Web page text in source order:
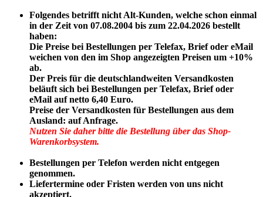
Folgendes betrifft nicht Alt-Kunden, welche schon einmal
in der Zeit von 07.08.2004 bis zum 22.04.2026 bestellt
haben:
Die Preise bei Bestellungen per Telefax, Brief oder eMail
weichen von den im Shop angezeigten Preisen um +10%
ab.
Der Preis für die deutschlandweiten Versandkosten
beläuft sich bei Bestellungen per Telefax, Brief oder
eMail auf netto 6,40 Euro.
Preise der Versandkosten für Bestellungen aus dem
Ausland: auf Anfrage.
Nutzen Sie daher bitte die Bestellung über das Shop-
Warenkorbsystem.
Bestellungen per Telefon werden nicht entgegen
genommen.
Liefertermine oder Fristen werden von uns nicht
akzeptiert.